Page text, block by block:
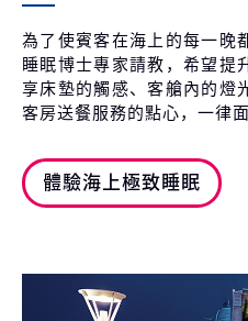
為了使賓客在海上的每一晚
睡眠博士專家請教，希望提
享床墊的觸感、客艙內的燈
客房送餐服務的點心，一律面
體驗海上極致睡眠